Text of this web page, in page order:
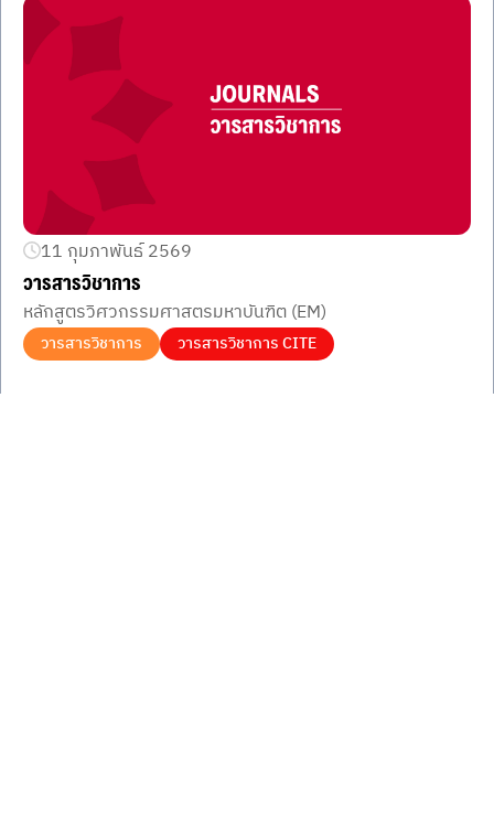
11 กุมภาพันธ์ 2569
วารสารวิชาการ
หลักสูตรวิศวกรรมศาสตรมหาบันฑิต (EM)
วารสารวิชาการ วารสารวิชาการ CITE